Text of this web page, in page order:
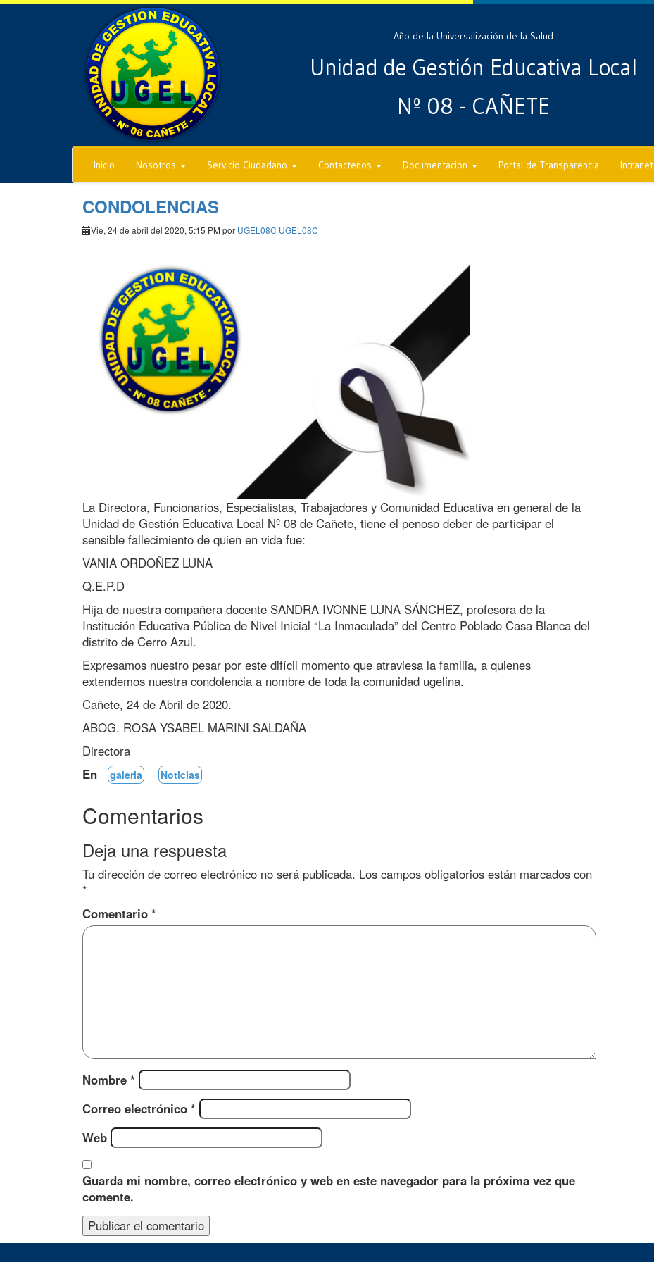
Año de la Universalización de la Salud
Unidad de Gestión Educativa Local
Nº 08 - CAÑETE
Inicio Nosotros Servicio Ciudadano Contactenos Documentacion Portal de Transparencia Intranet
CONDOLENCIAS
Vie, 24 de abril del 2020, 5:15 PM por UGEL08C UGEL08C
La Directora, Funcionarios, Especialistas, Trabajadores y Comunidad Educativa en general de la
Unidad de Gestión Educativa Local Nº 08 de Cañete, tiene el penoso deber de participar el
sensible fallecimiento de quien en vida fue:
VANIA ORDOÑEZ LUNA
Q.E.P.D
Hija de nuestra compañera docente SANDRA IVONNE LUNA SÁNCHEZ, profesora de la
Institución Educativa Pública de Nivel Inicial “La Inmaculada” del Centro Poblado Casa Blanca del
distrito de Cerro Azul.
Expresamos nuestro pesar por este difícil momento que atraviesa la familia, a quienes
extendemos nuestra condolencia a nombre de toda la comunidad ugelina.
Cañete, 24 de Abril de 2020.
ABOG. ROSA YSABEL MARINI SALDAÑA
Directora
En
galeria Noticias
Comentarios
Deja una respuesta
Tu dirección de correo electrónico no será publicada. Los campos obligatorios están marcados con
*
Comentario *
Nombre *
Correo electrónico *
Web
Guarda mi nombre, correo electrónico y web en este navegador para la próxima vez que
comente.